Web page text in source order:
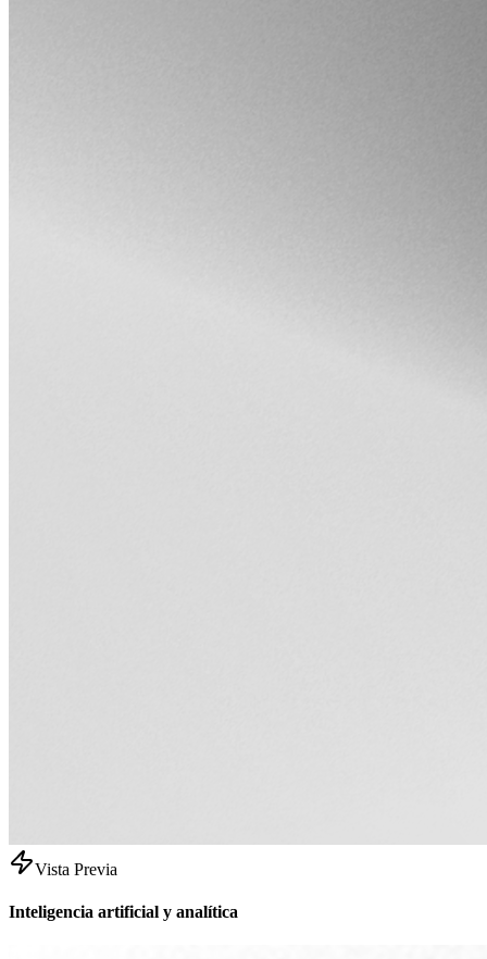
Vista Previa
Inteligencia artificial y analítica